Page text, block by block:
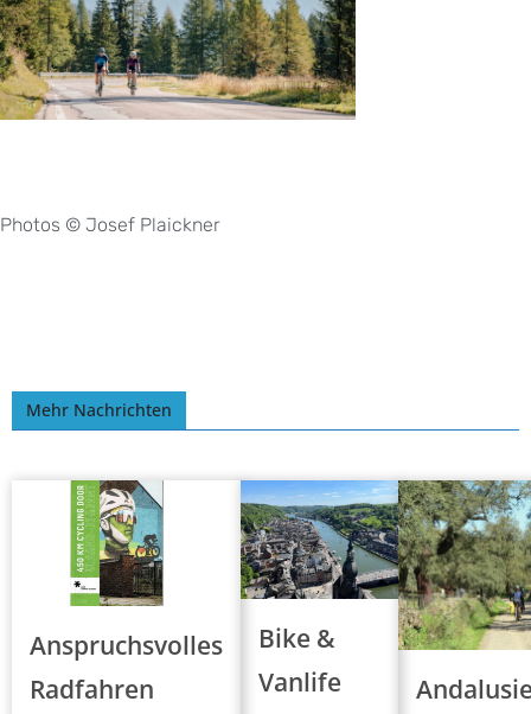
Photos © Josef Plaickner
Mehr Nachrichten
Anspruchsvolles
Radfahren
Bike &
Vanlife